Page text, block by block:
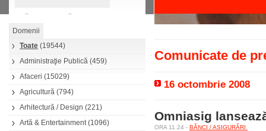
Căutare avansată
Toate (19544)
Administraţie Publică (459)
Afaceri (15029)
Agricultură (794)
Arhitectură / Design (221)
Artă & Entertainment(1096)
Comunicate de
16 octombrie 2008
Omniasig
ORA 11.24 - BĂNCI / ASIGURĂRI